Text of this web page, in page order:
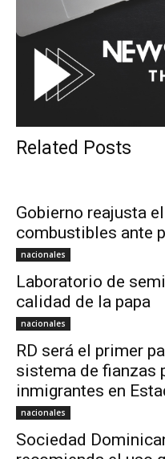
Related Posts
Gobierno reajusta
combustibles ante
nacionales
Laboratorio de
calidad de la papa
nacionales
RD será el primer
sistema de fianzas
inmigrantes en
nacionales
Sociedad